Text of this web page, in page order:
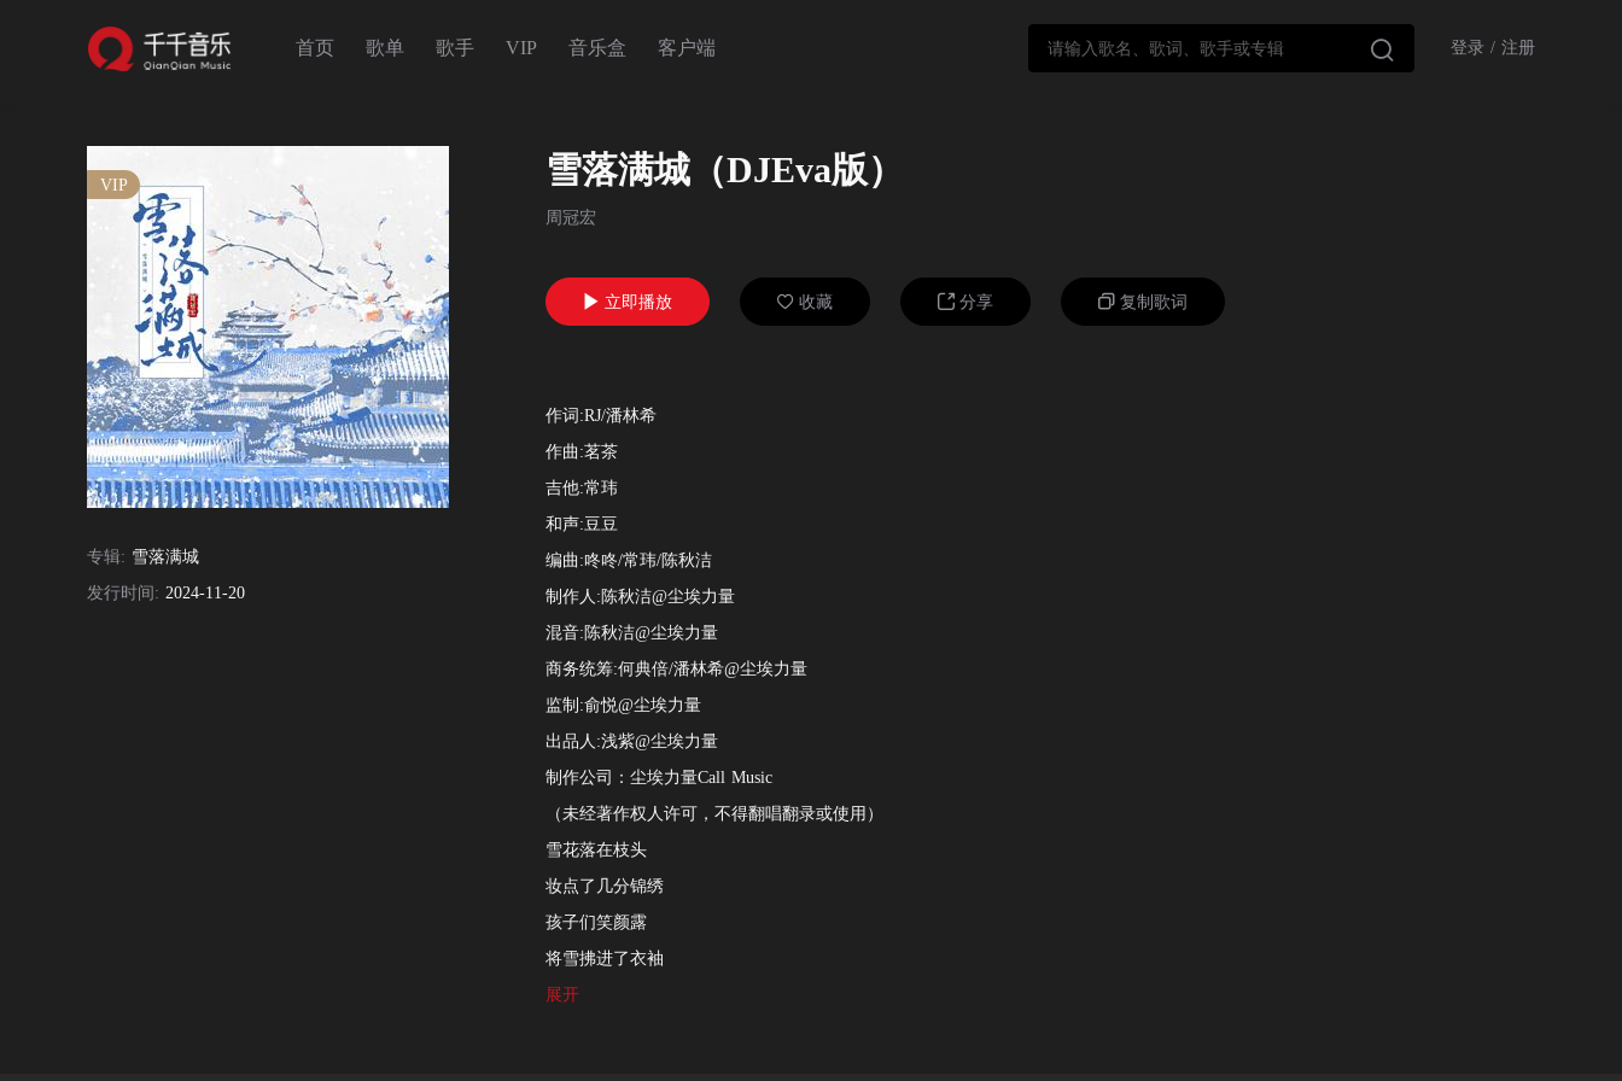
首页 歌单 歌手 VIP 音乐盒 客户端  登录 / 注册
VIP
专辑: 雪落满城
发行时间: 2024-11-20
雪落满城（DJEva版）
周冠宏
 立即播放  收藏  分享  复制歌词
作词:RJ/潘林希
作曲:茗茶
吉他:常玮
和声:豆豆
编曲:咚咚/常玮/陈秋洁
制作人:陈秋洁@尘埃力量
混音:陈秋洁@尘埃力量
商务统筹:何典倍/潘林希@尘埃力量
监制:俞悦@尘埃力量
出品人:浅紫@尘埃力量
制作公司：尘埃力量Call Music
（未经著作权人许可，不得翻唱翻录或使用）
雪花落在枝头
妆点了几分锦绣
孩子们笑颜露
将雪拂进了衣袖
我望着窗外
展开